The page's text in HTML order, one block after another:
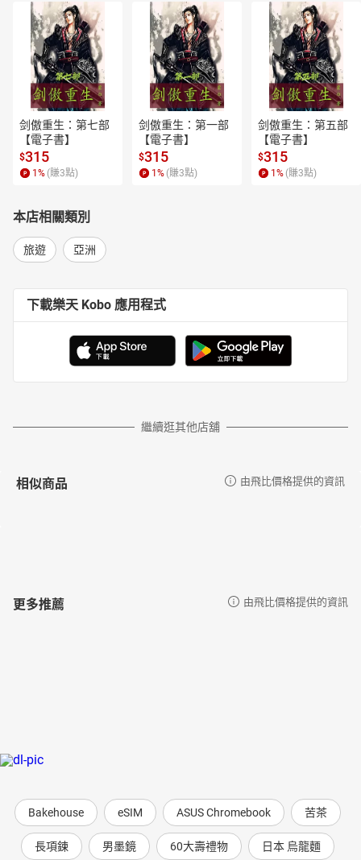
剑傲重生：第七部
【電子書】
$315
1 % (賺3點)
剑傲重生：第一部
【電子書】
$315
1 % (賺3點)
剑傲重生：第五部
【電子書】
$315
1 % (賺3點)
本店相關類別
旅遊 亞洲
下載樂天 Kobo 應用程式
繼續逛其他店舖
相似商品 由飛比價格提供的資訊
更多推薦 由飛比價格提供的資訊
Bakehouse eSIM ASUS Chromebook 苦茶
長項鍊 男墨鏡 60大壽禮物 日本 烏龍麵